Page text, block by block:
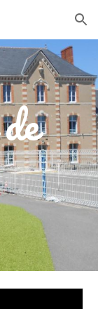
Skip to navigation